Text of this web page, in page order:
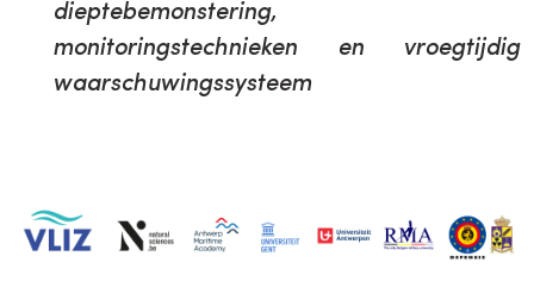
dieptebemonstering,
monitoringstechnieken en vroegtijdig
waarschuwingssysteem